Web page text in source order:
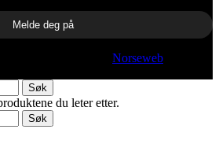
Norseweb
Søk
du leter etter.
Søk